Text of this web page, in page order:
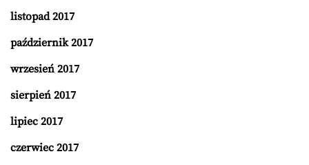
listopad 2017
październik 2017
wrzesień 2017
sierpień 2017
lipiec 2017
czerwiec 2017